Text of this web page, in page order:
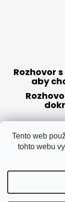
Tento web
tohto webu
Rozhovor
aby